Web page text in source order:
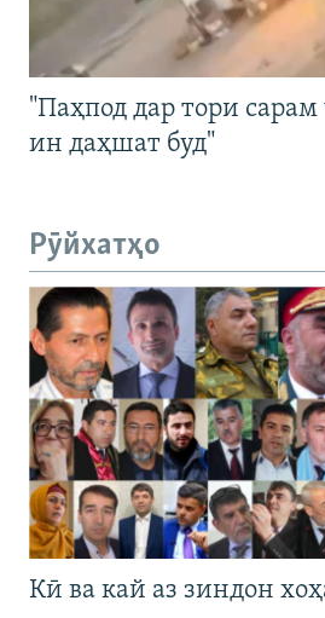
"Паҳпод дар тори
ин даҳшат буд"
Рӯйхатҳо
Кӣ ва кай аз зиндон